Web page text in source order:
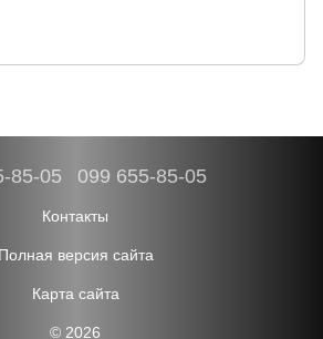
85-05 099 655-85-05
Контакты
Полная версия сайта
Карта сайта
© 2026